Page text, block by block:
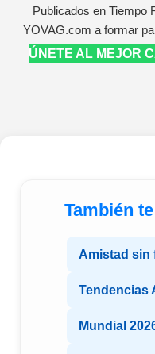
Publicados en Tiempo
YOVAG.com a formar
ÚNETE AL MEJOR
También
Amistad sin
Tendencias
Mundial